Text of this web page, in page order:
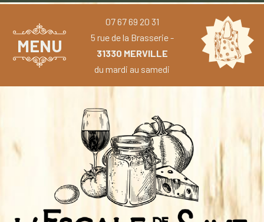
MENU
07 67 69 20 31
5 rue de la Brasserie -
31330 MERVILLE
du mardi au samedi